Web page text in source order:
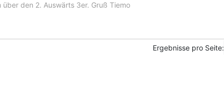
über den 2. Auswärts 3er. Gruß Tiemo
Ergebnisse pro Seite: